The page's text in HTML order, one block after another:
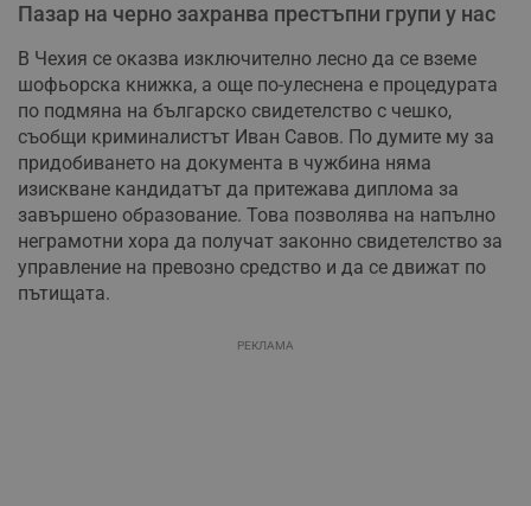
Пазар на черно захранва престъпни групи у нас
В Чехия се оказва изключително лесно да се вземе
шофьорска книжка, а още по-улеснена е процедурата
по подмяна на българско свидетелство с чешко,
съобщи криминалистът Иван Савов. По думите му за
придобиването на документа в чужбина няма
изискване кандидатът да притежава диплома за
завършено образование. Това позволява на напълно
неграмотни хора да получат законно свидетелство за
управление на превозно средство и да се движат по
пътищата.
РЕКЛАМА